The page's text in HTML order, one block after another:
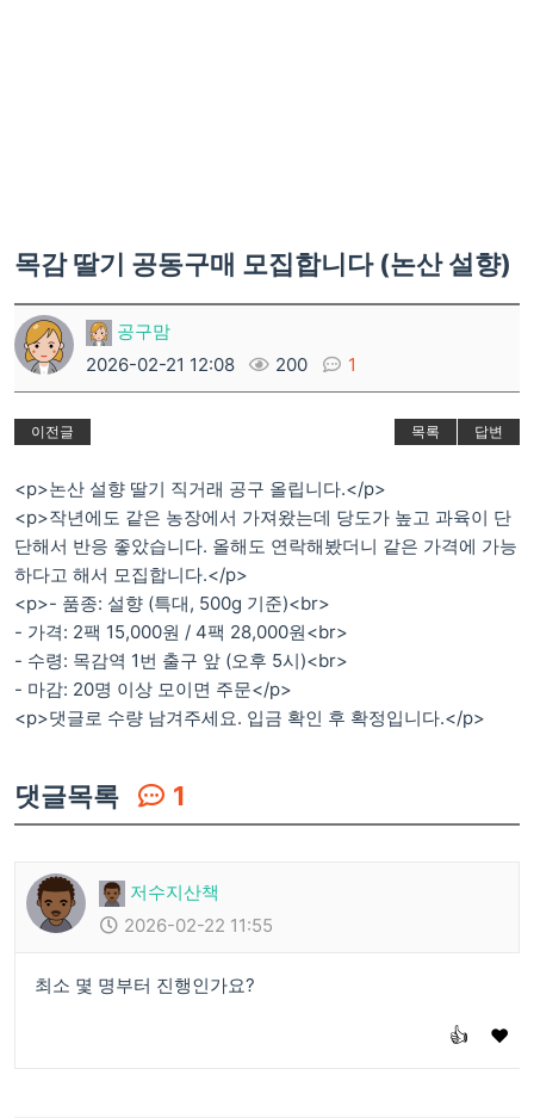
목감 딸기 공동구매 모집합니다 (논산 설향)
공구맘
2026-02-21 12:08
200 1
이전글 목록 답변
<p>논산 설향 딸기 직거래 공구 올립니다.</p>
<p>작년에도 같은 농장에서 가져왔는데 당도가 높고 과육이 단
단해서 반응 좋았습니다. 올해도 연락해봤더니 같은 가격에 가능
하다고 해서 모집합니다.</p>
<p>- 품종: 설향 (특대, 500g 기준)<br>
- 가격: 2팩 15,000원 / 4팩 28,000원<br>
- 수령: 목감역 1번 출구 앞 (오후 5시)<br>
- 마감: 20명 이상 모이면 주문</p>
<p>댓글로 수량 남겨주세요. 입금 확인 후 확정입니다.</p>
댓글목록 1
저수지산책
2026-02-22 11:55
최소 몇 명부터 진행인가요?
👍 ❤️